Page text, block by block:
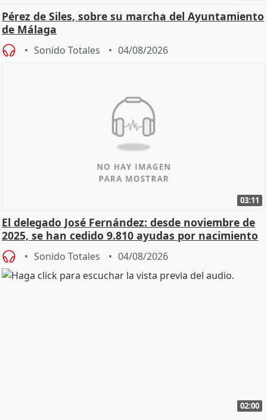
Pérez de Siles, sobre su marcha del Ayuntamiento
de Málaga
Sonido Totales 04/08/2026
03:11
El delegado José Fernández: desde noviembre de
2025, se han cedido 9.810 ayudas por nacimiento
Sonido Totales 04/08/2026
02:00